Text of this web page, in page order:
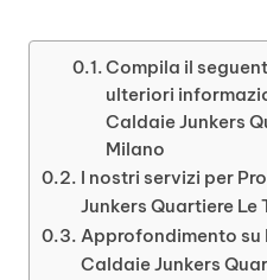
Compila il
ulteriori
Caldaie Junkers
Milano
I nostri servizi per
Junkers Quartiere Le
Approfondimento
Caldaie Junkers